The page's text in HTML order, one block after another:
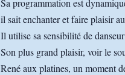
Sa programmation est
il sait enchanter et faire plaisir
Il utilise sa sensibilité de
Son plus grand plaisir, voir le
René aux platines, un moment